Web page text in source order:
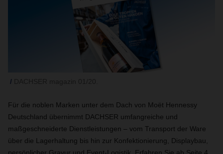
Für die noblen Marken unter dem Dach von Moët Hennessy
Deutschland übernimmt DACHSER umfangreiche und
maßgeschneiderte Dienstleistungen – vom Transport der Ware
über die Lagerhaltung bis hin zur Konfektionierung, Displaybau,